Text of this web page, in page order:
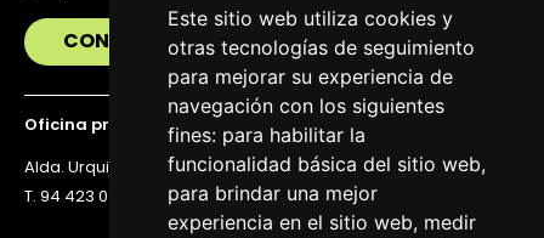
Este sitio web utiliza cookies y
otras tecnologías de seguimiento
para mejorar su experiencia de
navegación con los siguientes
fines: para habilitar la
funcionalidad básica del sitio web,
para brindar una mejor
experiencia en el sitio web, medir
CONTÁCTANOS
Oficina principal
Alda. Urquijo 36, 6ª planta, 48011 Bilbao
T. 94 423 07 43